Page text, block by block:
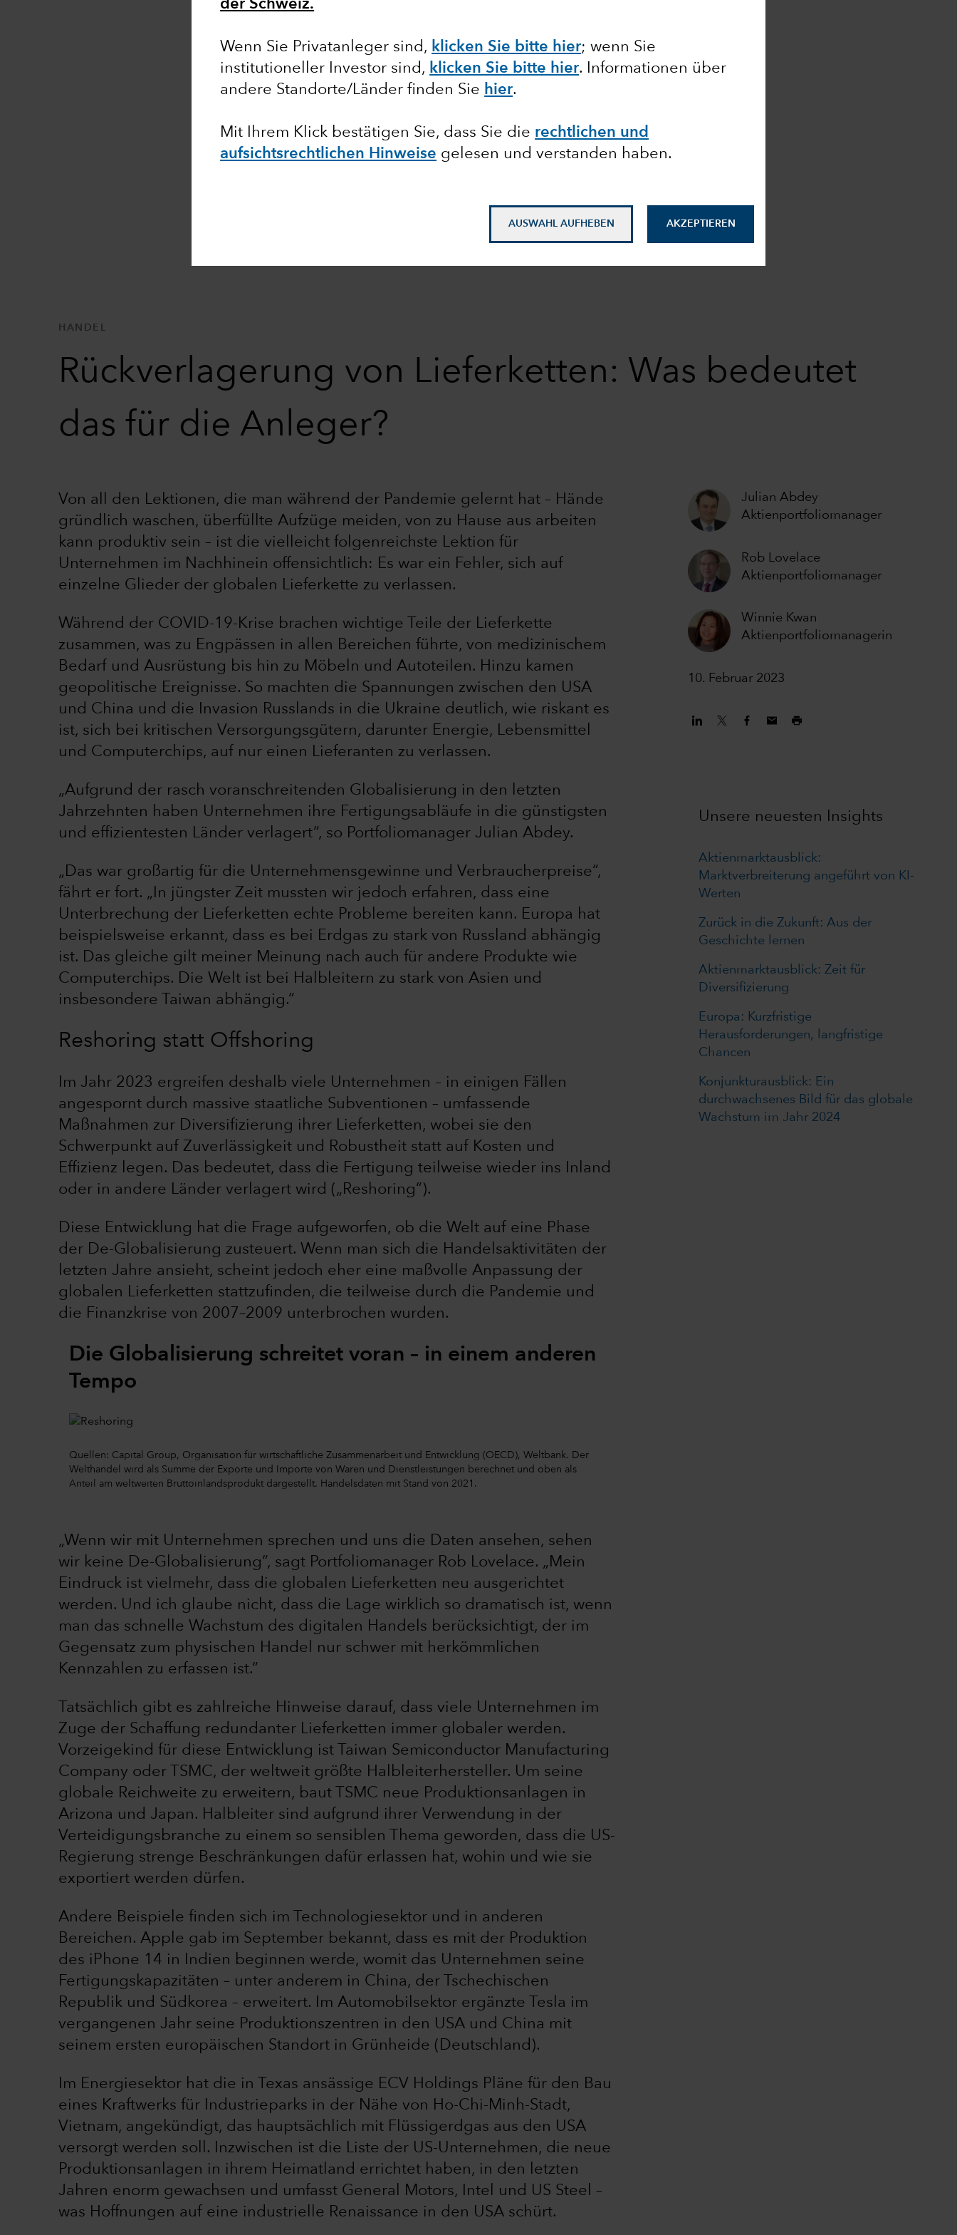
der Schweiz.
Wenn Sie Privatanleger sind, klicken Sie bitte hier; wenn Sie
institutioneller Investor sind, klicken Sie bitte hier. Informationen über
andere Standorte/Länder finden Sie hier.
Mit Ihrem Klick bestätigen Sie, dass Sie die rechtlichen und
aufsichtsrechtlichen Hinweise gelesen und verstanden haben.
AUSWAHL AUFHEBEN AKZEPTIEREN
HANDEL
Rückverlagerung von Lieferketten: Was bedeutet
das für die Anleger?
Julian Abdey
Aktienportfoliomanager
Rob Lovelace
Aktienportfoliomanager
Winnie Kwan
Aktienportfoliomanagerin
10. Februar 2023
Von all den Lektionen, die man während der Pandemie gelernt hat – Hände
gründlich waschen, überfüllte Aufzüge meiden, von zu Hause aus arbeiten
kann produktiv sein – ist die vielleicht folgenreichste Lektion für
Unternehmen im Nachhinein offensichtlich: Es war ein Fehler, sich auf
einzelne Glieder der globalen Lieferkette zu verlassen.
Während der COVID-19-Krise brachen wichtige Teile der Lieferkette
zusammen, was zu Engpässen in allen Bereichen führte, von medizinischem
Bedarf und Ausrüstung bis hin zu Möbeln und Autoteilen. Hinzu kamen
geopolitische Ereignisse. So machten die Spannungen zwischen den USA
und China und die Invasion Russlands in die Ukraine deutlich, wie riskant es
ist, sich bei kritischen Versorgungsgütern, darunter Energie, Lebensmittel
und Computerchips, auf nur einen Lieferanten zu verlassen.
„Aufgrund der rasch voranschreitenden Globalisierung in den letzten
Jahrzehnten haben Unternehmen ihre Fertigungsabläufe in die günstigsten
und effizientesten Länder verlagert“, so Portfoliomanager Julian Abdey.
„Das war großartig für die Unternehmensgewinne und Verbraucherpreise“,
fährt er fort. „In jüngster Zeit mussten wir jedoch erfahren, dass eine
Unterbrechung der Lieferketten echte Probleme bereiten kann. Europa hat
beispielsweise erkannt, dass es bei Erdgas zu stark von Russland abhängig
ist. Das gleiche gilt meiner Meinung nach auch für andere Produkte wie
Computerchips. Die Welt ist bei Halbleitern zu stark von Asien und
insbesondere Taiwan abhängig.“
Reshoring statt Offshoring
Im Jahr 2023 ergreifen deshalb viele Unternehmen – in einigen Fällen
angespornt durch massive staatliche Subventionen – umfassende
Maßnahmen zur Diversifizierung ihrer Lieferketten, wobei sie den
Schwerpunkt auf Zuverlässigkeit und Robustheit statt auf Kosten und
Effizienz legen. Das bedeutet, dass die Fertigung teilweise wieder ins Inland
oder in andere Länder verlagert wird („Reshoring“).
Diese Entwicklung hat die Frage aufgeworfen, ob die Welt auf eine Phase
der De-Globalisierung zusteuert. Wenn man sich die Handelsaktivitäten der
letzten Jahre ansieht, scheint jedoch eher eine maßvolle Anpassung der
globalen Lieferketten stattzufinden, die teilweise durch die Pandemie und
die Finanzkrise von 2007–2009 unterbrochen wurden.
Die Globalisierung schreitet voran – in einem anderen
Tempo
Quellen: Capital Group, Organisation für wirtschaftliche Zusammenarbeit und Entwicklung (OECD), Weltbank. Der
Welthandel wird als Summe der Exporte und Importe von Waren und Dienstleistungen berechnet und oben als
Anteil am weltweiten Bruttoinlandsprodukt dargestellt. Handelsdaten mit Stand von 2021.
„Wenn wir mit Unternehmen sprechen und uns die Daten ansehen, sehen
wir keine De-Globalisierung“, sagt Portfoliomanager Rob Lovelace. „Mein
Eindruck ist vielmehr, dass die globalen Lieferketten neu ausgerichtet
werden. Und ich glaube nicht, dass die Lage wirklich so dramatisch ist, wenn
man das schnelle Wachstum des digitalen Handels berücksichtigt, der im
Gegensatz zum physischen Handel nur schwer mit herkömmlichen
Kennzahlen zu erfassen ist.“
Tatsächlich gibt es zahlreiche Hinweise darauf, dass viele Unternehmen im
Zuge der Schaffung redundanter Lieferketten immer globaler werden.
Vorzeigekind für diese Entwicklung ist Taiwan Semiconductor Manufacturing
Company oder TSMC, der weltweit größte Halbleiterhersteller. Um seine
globale Reichweite zu erweitern, baut TSMC neue Produktionsanlagen in
Arizona und Japan. Halbleiter sind aufgrund ihrer Verwendung in der
Verteidigungsbranche zu einem so sensiblen Thema geworden, dass die US-
Regierung strenge Beschränkungen dafür erlassen hat, wohin und wie sie
exportiert werden dürfen.
Andere Beispiele finden sich im Technologiesektor und in anderen
Bereichen. Apple gab im September bekannt, dass es mit der Produktion
des iPhone 14 in Indien beginnen werde, womit das Unternehmen seine
Fertigungskapazitäten – unter anderem in China, der Tschechischen
Republik und Südkorea – erweitert. Im Automobilsektor ergänzte Tesla im
vergangenen Jahr seine Produktionszentren in den USA und China mit
seinem ersten europäischen Standort in Grünheide (Deutschland).
Im Energiesektor hat die in Texas ansässige ECV Holdings Pläne für den Bau
eines Kraftwerks für Industrieparks in der Nähe von Ho-Chi-Minh-Stadt,
Vietnam, angekündigt, das hauptsächlich mit Flüssigerdgas aus den USA
versorgt werden soll. Inzwischen ist die Liste der US-Unternehmen, die neue
Produktionsanlagen in ihrem Heimatland errichtet haben, in den letzten
Jahren enorm gewachsen und umfasst General Motors, Intel und US Steel –
was Hoffnungen auf eine industrielle Renaissance in den USA schürt.
Unsere neuesten Insights
Aktienmarktausblick:
Marktverbreiterung angeführt von KI-
Werten
Zurück in die Zukunft: Aus der
Geschichte lernen
Aktienmarktausblick: Zeit für
Diversifizierung
Europa: Kurzfristige
Herausforderungen, langfristige
Chancen
Konjunkturausblick: Ein
durchwachsenes Bild für das globale
Wachstum im Jahr 2024